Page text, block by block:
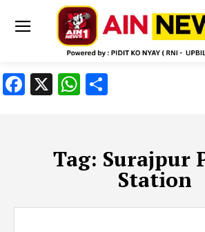
Facebook
X WhatsApp
Tag: Surajpur
Station